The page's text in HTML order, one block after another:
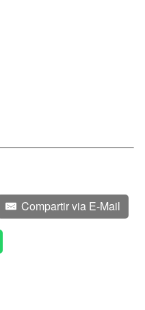
Compartir via E-Mail